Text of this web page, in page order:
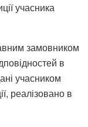
учасника
замовником
в
учасником
реалізовано в